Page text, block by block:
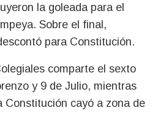
la goleada para el
Sobre el final,
para Constitución.
comparte el sexto
y 9 de Julio, mientras
Constitución cayó a zona de